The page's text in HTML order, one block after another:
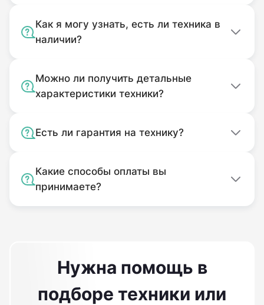
Как я могу узнать, есть ли техника в
наличии?
Можно ли получить детальные
характеристики техники?
Есть ли гарантия на технику?
Какие способы оплаты вы
принимаете?
Нужна помощь в
подборе техники или